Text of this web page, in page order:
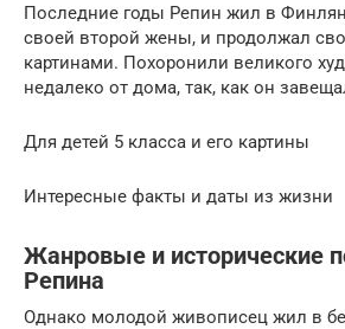
Последние годы Репин жил в
своей второй жены, и продолжал
картинами. Похоронили великого
недалеко от дома, так, как он
Для детей 5 класса и его картины
Интересные факты и даты из жизни
Жанровые и исторические
Репина
Однако молодой живописец жил в